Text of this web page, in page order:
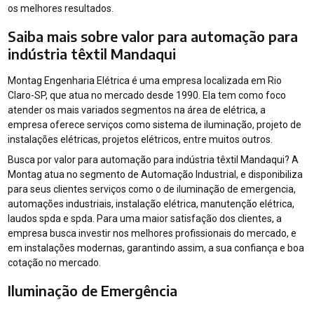
os melhores resultados.
Saiba mais sobre valor para automação para
indústria têxtil Mandaqui
Montag Engenharia Elétrica é uma empresa localizada em Rio
Claro-SP, que atua no mercado desde 1990. Ela tem como foco
atender os mais variados segmentos na área de elétrica, a
empresa oferece serviços como sistema de iluminação, projeto de
instalações elétricas, projetos elétricos, entre muitos outros.
Busca por valor para automação para indústria têxtil Mandaqui? A
Montag atua no segmento de Automação Industrial, e disponibiliza
para seus clientes serviços como o de iluminação de emergencia,
automações industriais, instalação elétrica, manutenção elétrica,
laudos spda e spda. Para uma maior satisfação dos clientes, a
empresa busca investir nos melhores profissionais do mercado, e
em instalações modernas, garantindo assim, a sua confiança e boa
cotação no mercado.
Iluminação de Emergência